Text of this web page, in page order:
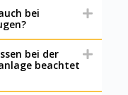
bei
bei der
beachtet